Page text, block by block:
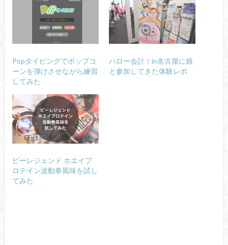
Popタイピングでポップコ
ーンを弾けさせながら練習
してみた
ハロー会計！in名古屋に娘
と参加してきた体験レポ
ビーレジェンド ホエイプ
ロテイン波動拳風味を試し
てみた